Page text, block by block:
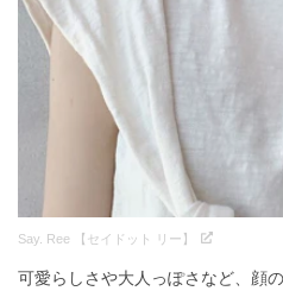
Say. Ree 【セイドット リー】
可愛らしさや大人っぽさなど、顔